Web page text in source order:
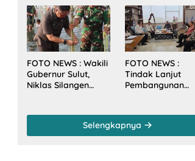
Makan Malam
Gubernur Sulut
Bersama
Wamenkes RI
Tahun Baru 2026
FOTO NEWS : Wakili
Gubernur Sulut,
Niklas Silangen
Desa Arakan Minsel
FOTO NEWS :
Tindak Lanjut
Pembangunan
Sulut Sambangi
Dirjen SDA
Selengkapnya